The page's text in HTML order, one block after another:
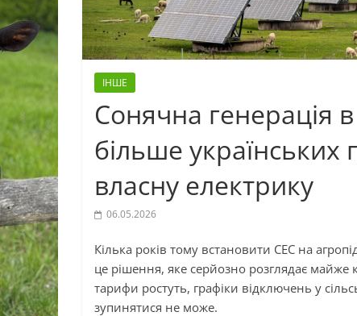
ІНШЕ
Сонячна генерація
більше українських
власну електрику
06.05.2026
Кілька років тому встановити СЕС на
це рішення, яке серйозно розглядає
тарифи ростуть, графіки відключень у
зупинятися не може.